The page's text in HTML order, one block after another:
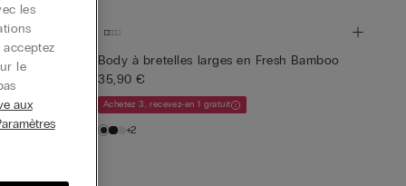
Body à bretelles larges en Fresh Bamboo
35,90 €
Achetez 3, recevez-en 1 gratuit
+2
les
le
aux